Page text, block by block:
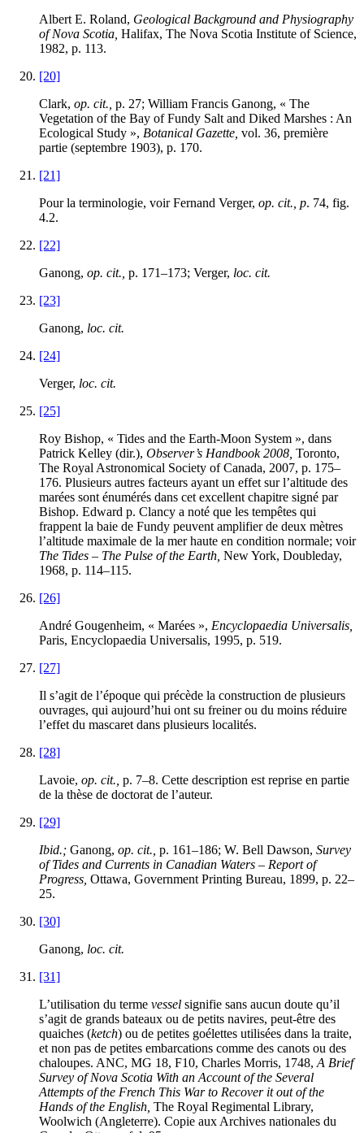
Albert E. Roland, Geological Background and Physiography
of Nova Scotia, Halifax, The Nova Scotia Institute of Science,
1982, p. 113.
[20]
Clark, op. cit., p. 27; William Francis Ganong, « The
Vegetation of the Bay of Fundy Salt and Diked Marshes : An
Ecological Study », Botanical Gazette, vol. 36, première
partie (septembre 1903), p. 170.
[21]
Pour la terminologie, voir Fernand Verger, op. cit., p. 74, fig.
4.2.
[22]
Ganong, op. cit., p. 171–173; Verger, loc. cit.
[23]
Ganong, loc. cit.
[24]
Verger, loc. cit.
[25]
Roy Bishop, « Tides and the Earth-Moon System », dans
Patrick Kelley (dir.), Observer’s Handbook 2008, Toronto,
The Royal Astronomical Society of Canada, 2007, p. 175–
176. Plusieurs autres facteurs ayant un effet sur l’altitude des
marées sont énumérés dans cet excellent chapitre signé par
Bishop. Edward p. Clancy a noté que les tempêtes qui
frappent la baie de Fundy peuvent amplifier de deux mètres
l’altitude maximale de la mer haute en condition normale; voir
The Tides – The Pulse of the Earth, New York, Doubleday,
1968, p. 114–115.
[26]
André Gougenheim, « Marées », Encyclopaedia Universalis,
Paris, Encyclopaedia Universalis, 1995, p. 519.
[27]
Il s’agit de l’époque qui précède la construction de plusieurs
ouvrages, qui aujourd’hui ont su freiner ou du moins réduire
l’effet du mascaret dans plusieurs localités.
[28]
Lavoie, op. cit., p. 7–8. Cette description est reprise en partie
de la thèse de doctorat de l’auteur.
[29]
Ibid.; Ganong, op. cit., p. 161–186; W. Bell Dawson, Survey
of Tides and Currents in Canadian Waters – Report of
Progress, Ottawa, Government Printing Bureau, 1899, p. 22–
25.
[30]
Ganong, loc. cit.
[31]
L’utilisation du terme vessel signifie sans aucun doute qu’il
s’agit de grands bateaux ou de petits navires, peut-être des
quaiches (ketch) ou de petites goélettes utilisées dans la traite,
et non pas de petites embarcations comme des canots ou des
chaloupes. ANC, MG 18, F10, Charles Morris, 1748,A Brief
Survey of Nova Scotia With an Account of the Several
Attempts of the French This War to Recover it out of the
Hands of the English, The Royal Regimental Library,
Woolwich (Angleterre). Copie aux Archives nationales du